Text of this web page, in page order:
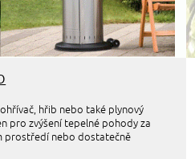
hřib nebo také plynový
pro zvýšení tepelné pohody za
prostředí nebo dostatečně